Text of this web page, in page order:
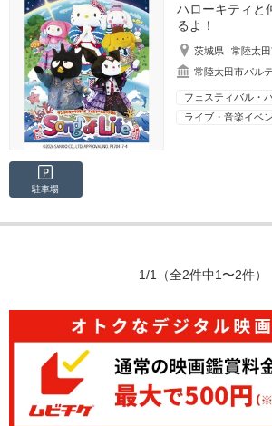
ハローキティと
るよ！
茨城県
常陸太
常陸太田市パル
フェスティバル・
ライブ・音楽イベ
駐車場
1/1 （全2件中1〜2件）